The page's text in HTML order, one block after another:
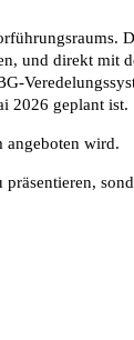
und direkt mit
2026 geplant ist.
angeboten wird.